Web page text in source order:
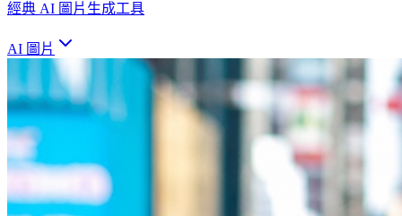
經典 AI 圖片生成工具
AI 圖片